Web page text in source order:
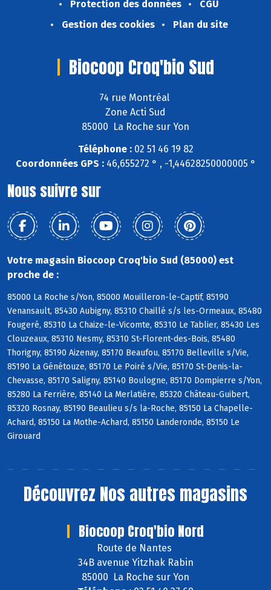
Protection des données
CGU
Gestion des cookies
Plan du site
Biocoop Croq'bio Sud
74 rue Montréal
Zone Acti Sud
85000 La Roche sur Yon
Téléphone :02 51 46 19 82
Coordonnées GPS :46,655272 ° , -1,44628250000005 °
Nous suivre sur
Votre magasin Biocoop Croq'bio Sud (85000) est
proche de :
85000 La Roche s/Yon, 85000 Mouilleron-le-Captif, 85190
Venansault, 85430 Aubigny, 85310 Chaillé s/s les-Ormeaux, 85480
Fougeré, 85310 La Chaize-le-Vicomte, 85310 Le Tablier, 85430 Les
Clouzeaux, 85310 Nesmy, 85310 St-Florent-des-Bois, 85480
Thorigny, 85190 Aizenay, 85170 Beaufou, 85170 Belleville s/Vie,
85190 La Génétouze, 85170 Le Poiré s/Vie, 85170 St-Denis-la-
Chevasse, 85170 Saligny, 85140 Boulogne, 85170 Dompierre s/Yon,
85280 La Ferrière, 85140 La Merlatière, 85320 Château-Guibert,
85320 Rosnay, 85190 Beaulieu s/s la-Roche, 85150 La Chapelle-
Achard, 85150 La Mothe-Achard, 85150 Landeronde, 85150 Le
Girouard
Découvrez Nos autres magasins
Biocoop Croq'bio Nord
Route de Nantes
34B avenue Yitzhak Rabin
85000 La Roche sur Yon